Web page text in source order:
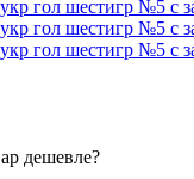
дешевле?